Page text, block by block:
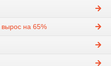
вырос на 65%